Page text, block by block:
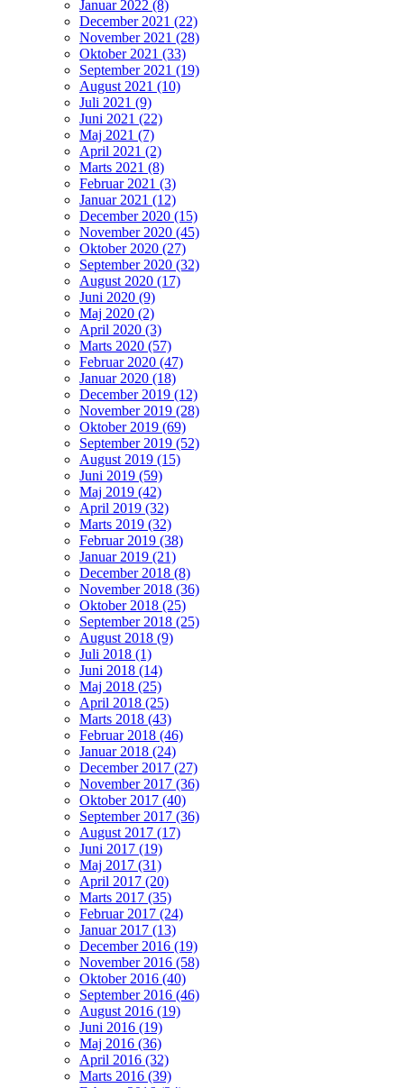
Januar 2022 (8)
December 2021 (22)
November 2021 (28)
Oktober 2021 (33)
September 2021 (19)
August 2021 (10)
Juli 2021 (9)
Juni 2021 (22)
Maj 2021 (7)
April 2021 (2)
Marts 2021 (8)
Februar 2021 (3)
Januar 2021 (12)
December 2020 (15)
November 2020 (45)
Oktober 2020 (27)
September 2020 (32)
August 2020 (17)
Juni 2020 (9)
Maj 2020 (2)
April 2020 (3)
Marts 2020 (57)
Februar 2020 (47)
Januar 2020 (18)
December 2019 (12)
November 2019 (28)
Oktober 2019 (69)
September 2019 (52)
August 2019 (15)
Juni 2019 (59)
Maj 2019 (42)
April 2019 (32)
Marts 2019 (32)
Februar 2019 (38)
Januar 2019 (21)
December 2018 (8)
November 2018 (36)
Oktober 2018 (25)
September 2018 (25)
August 2018 (9)
Juli 2018 (1)
Juni 2018 (14)
Maj 2018 (25)
April 2018 (25)
Marts 2018 (43)
Februar 2018 (46)
Januar 2018 (24)
December 2017 (27)
November 2017 (36)
Oktober 2017 (40)
September 2017 (36)
August 2017 (17)
Juni 2017 (19)
Maj 2017 (31)
April 2017 (20)
Marts 2017 (35)
Februar 2017 (24)
Januar 2017 (13)
December 2016 (19)
November 2016 (58)
Oktober 2016 (40)
September 2016 (46)
August 2016 (19)
Juni 2016 (19)
Maj 2016 (36)
April 2016 (32)
Marts 2016 (39)